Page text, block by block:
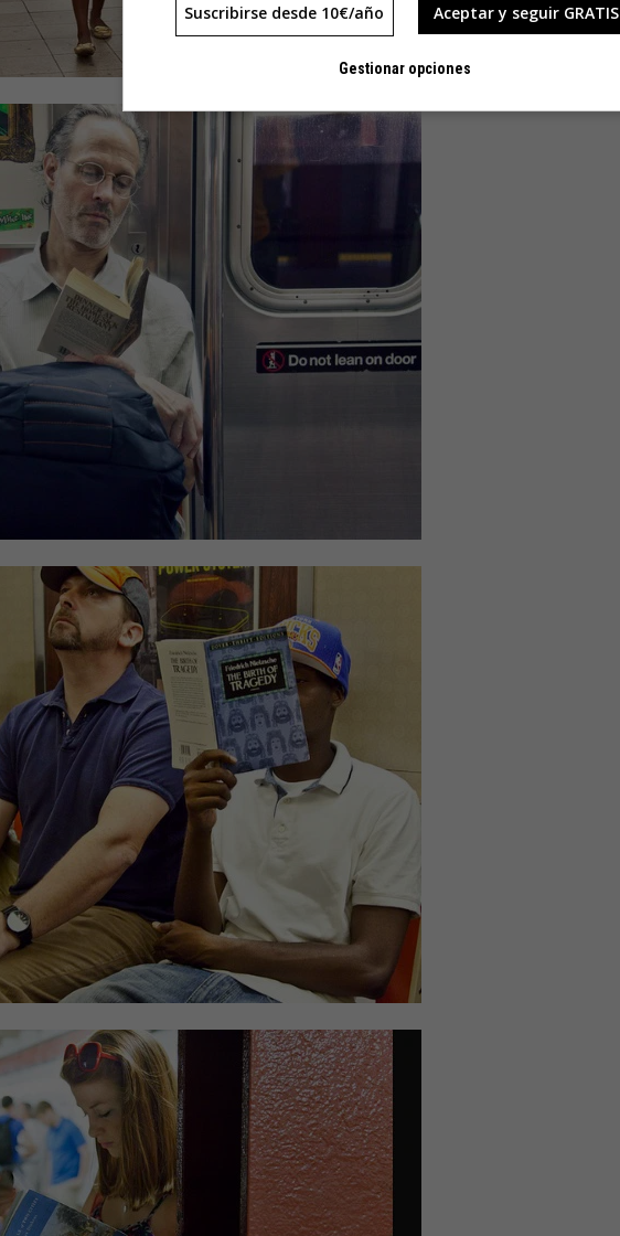
Aceptar y seguir GRATIS
Suscribirse desde 10€/año
Gestionar opciones